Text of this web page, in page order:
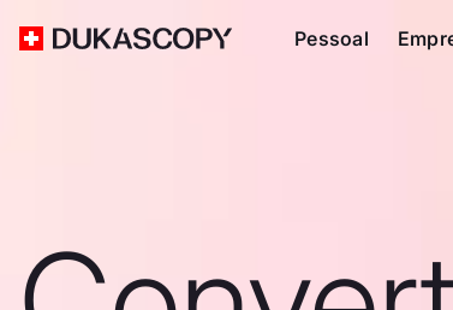
Pessoal